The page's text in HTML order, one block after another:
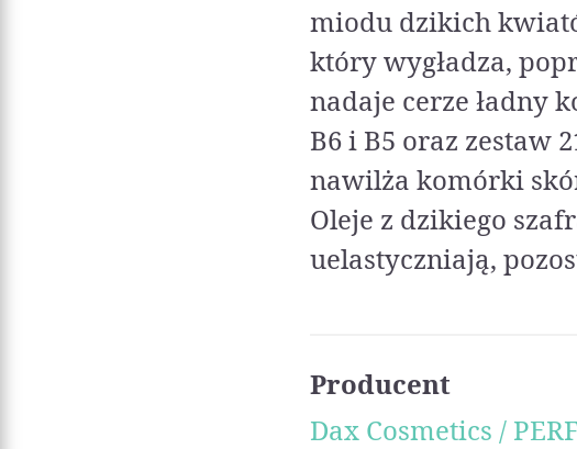
miodu dzikich
który wygładza,
nadaje cerze ładny
B6 i B5 oraz zestaw
nawilża komórki
Oleje z dzikiego
uelastyczniają,
Producent
Dax Cosmetics /